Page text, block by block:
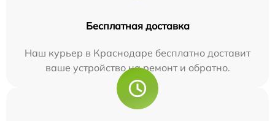
Бесплатная доставка
Наш курьер в Краснодаре бесплатно доставит
ваше устройство на ремонт и обратно.